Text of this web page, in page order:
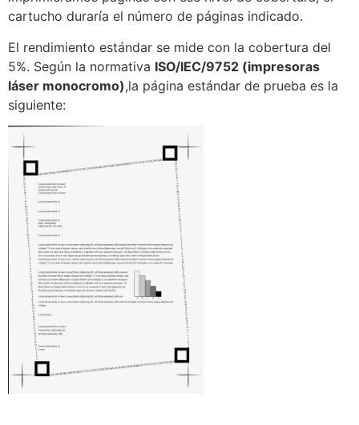
cartucho duraría el número de páginas indicado.
El rendimiento estándar se mide con la cobertura del
5%. Según la normativa ISO/IEC/9752 (impresoras
láser monocromo),la página estándar de prueba es la
siguiente: